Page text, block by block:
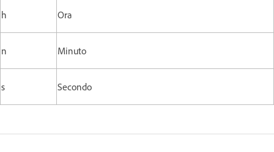
h Ora
n Minuto
s Secondo